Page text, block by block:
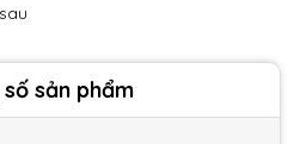
sản phẩm